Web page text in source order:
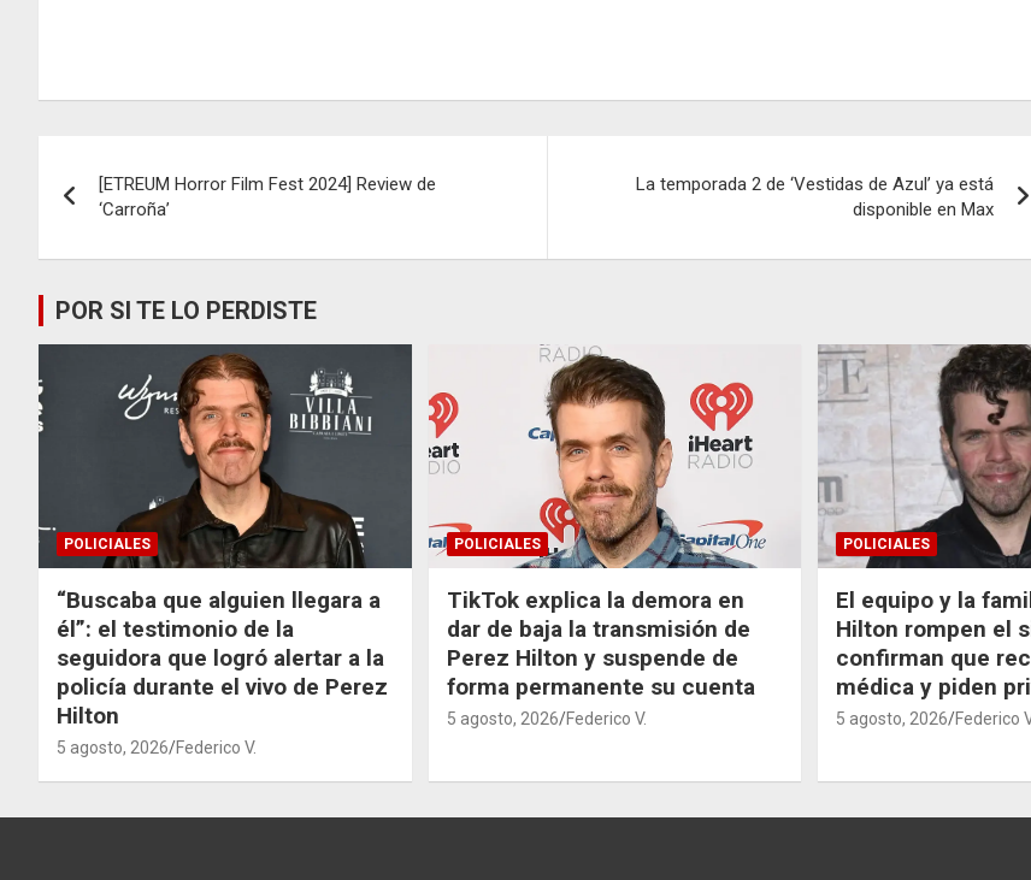
de
entradas
[ETREUM Horror Film Fest 2024] Review de
‘Carroña’
La temporada 2 de ‘Vestidas de Azul’ ya está
disponible en Max
POR SI TE LO PERDISTE
POLICIALES
“Buscaba que alguien llegara a
él”: el testimonio de la
seguidora que logró alertar a la
policía durante el vivo de Perez
Hilton
5 agosto, 2026 Federico V.
POLICIALES
TikTok explica la demora en
dar de baja la transmisión de
Perez Hilton y suspende de
forma permanente su cuenta
5 agosto, 2026 Federico V.
POLICIALES
El equipo y la
Hilton rompen el
confirman que
médica y piden
5 agosto, 2026 Federico